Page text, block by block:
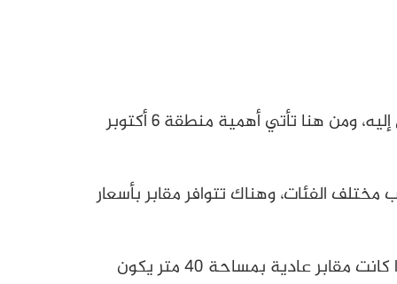
عند التفكير في شراء مقبرة لأفراد العائلة، يبحث الكثيرون عن مكان هادئ، منظم، مرخص، وسهل الوصول إليه، ومن هنا تأتي أهمية منطقة 6 أكتوبر
الفئات، وهناك تتوافر مقابر بأسعار
اسعار مقابر طريق الفيوم اكتوبر تبلغ 280 ألف جنيه مصري للمقابر المميزة لمساحة المقبرة 22 متر، أما إذا كانت مقابر عادية بمساحة 40 متر يكون